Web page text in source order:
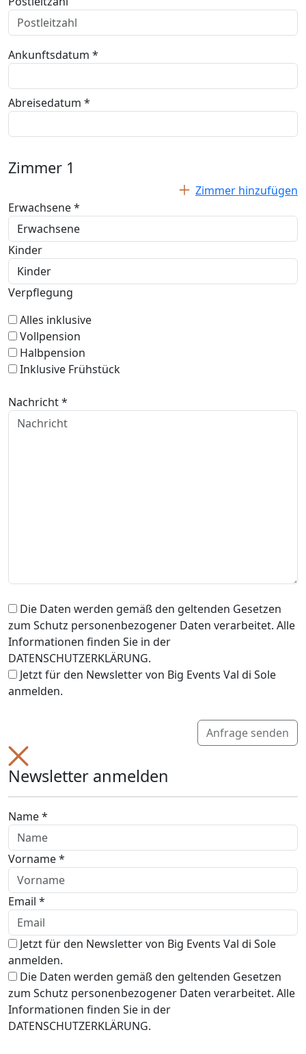
Ankunftsdatum *
Abreisedatum *
Zimmer 1
Zimmer hinzufügen
Erwachsene *
Kinder
Verpflegung
Alles inklusive
Vollpension
Halbpension
Inklusive Frühstück
Nachricht *
Die Daten werden gemäß den geltenden Gesetzen
zum Schutz personenbezogener Daten verarbeitet. Alle
Informationen finden Sie in der
DATENSCHUTZERKLÄRUNG.
Jetzt für den Newsletter von Big Events Val di Sole
anmelden.
Anfrage senden
Newsletter anmelden
Name *
Vorname *
Email *
Jetzt für den Newsletter von Big Events Val di Sole
anmelden.
Die Daten werden gemäß den geltenden Gesetzen
zum Schutz personenbezogener Daten verarbeitet. Alle
Informationen finden Sie in der
DATENSCHUTZERKLÄRUNG.